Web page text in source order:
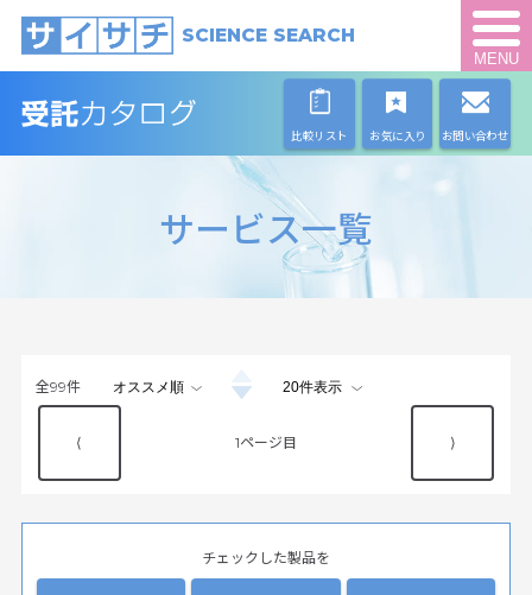
SCIENCE SEARCH
MENU
比較リスト お気に入り お問い合わせ
サービス一覧
全99件
⟨ 1 ⟩
チェックした製品を